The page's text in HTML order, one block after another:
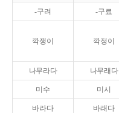
-구려 -구료
깍쟁이 깍정이
나무라다 나무래다
미수 미시
바라다 바래다